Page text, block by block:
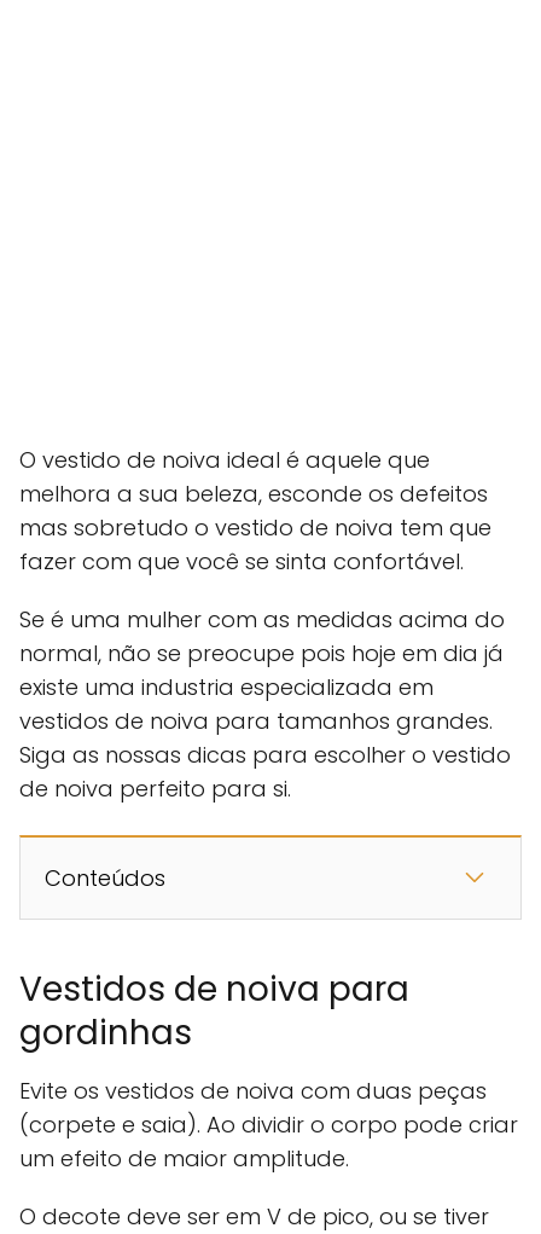
O vestido de noiva ideal é aquele que
melhora a sua beleza, esconde os defeitos
mas sobretudo o vestido de noiva tem que
fazer com que você se sinta confortável.
Se é uma mulher com as medidas acima do
normal, não se preocupe pois hoje em dia já
existe uma industria especializada em
vestidos de noiva para tamanhos grandes.
Siga as nossas dicas para escolher o vestido
de noiva perfeito para si.
Conteúdos
Vestidos de noiva para
gordinhas
Evite os vestidos de noiva com duas peças
(corpete e saia). Ao dividir o corpo pode criar
um efeito de maior amplitude.
O decote deve ser em V de pico, ou se tiver